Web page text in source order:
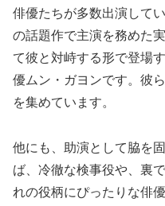
俳優たちが多数出演して
の話題作で主演を務めた
て彼と対峙する形で登場
優ムン・ガヨンです。彼
を集めています。
他にも、助演として脇を
ば、冷徹な検事役や、裏
れの役柄にぴったりな俳